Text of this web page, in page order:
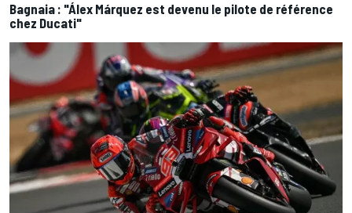
Bagnaia : "Álex Márquez est devenu le pilote de référence
chez Ducati"